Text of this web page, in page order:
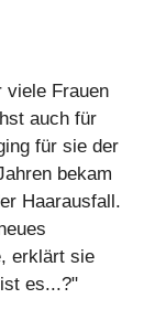
viele Frauen
auch für
für sie der
bekam
Haarausfall.
erklärt sie
es...?"